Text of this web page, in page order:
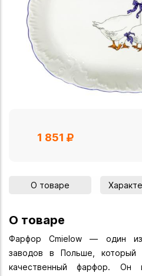
1 851
О товаре
О товаре
Фарфор Cmielow — один из
заводов в Польше, который
качественный фарфор.